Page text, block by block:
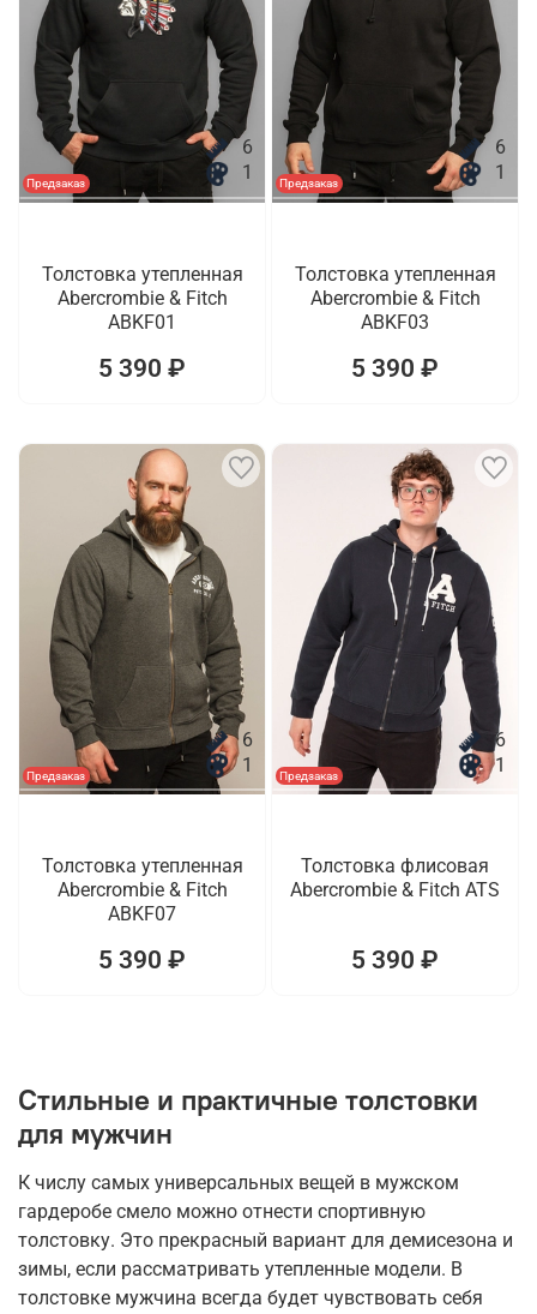
Предзаказ
6
1
Толстовка утепленная
Abercrombie & Fitch
ABKF01
5 390 ₽
Предзаказ
6
1
Толстовка утепленная
Abercrombie & Fitch
ABKF03
5 390 ₽
Предзаказ
6
1
Толстовка утепленная
Abercrombie & Fitch
ABKF07
5 390 ₽
Предзаказ
6
1
Толстовка флисовая
Abercrombie & Fitch ATS
5 390 ₽
Стильные и практичные толстовки
для мужчин
К числу самых универсальных вещей в мужском
гардеробе смело можно отнести спортивную
толстовку. Это прекрасный вариант для демисезона и
зимы, если рассматривать утепленные модели. В
толстовке мужчина всегда будет чувствовать себя